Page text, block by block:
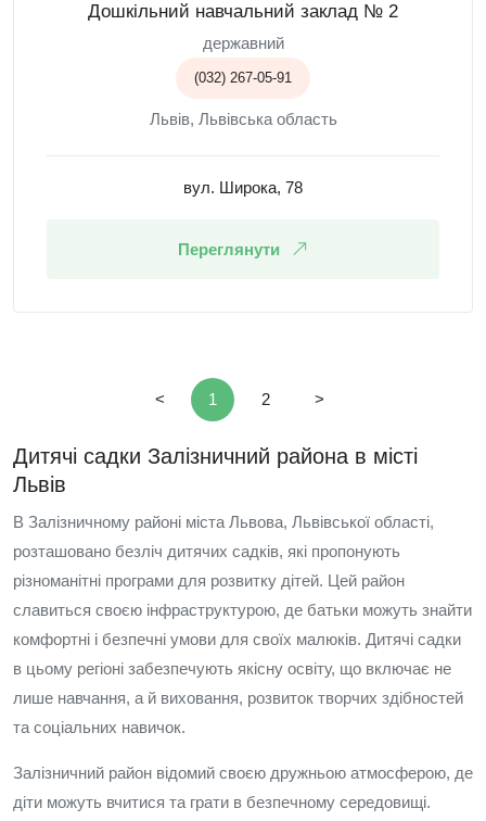
Дошкільний навчальний заклад № 2
державний
(032) 267-05-91
Львів, Львівська область
вул. Широка, 78
Переглянути
< 1 2 >
Дитячі садки Залізничний района в місті
Львів
В Залізничному районі міста Львова, Львівської області,
розташовано безліч дитячих садків, які пропонують
різноманітні програми для розвитку дітей. Цей район
славиться своєю інфраструктурою, де батьки можуть знайти
комфортні і безпечні умови для своїх малюків. Дитячі садки
в цьому регіоні забезпечують якісну освіту, що включає не
лише навчання, а й виховання, розвиток творчих здібностей
та соціальних навичок.
Залізничний район відомий своєю дружньою атмосферою, де
діти можуть вчитися та грати в безпечному середовищі.